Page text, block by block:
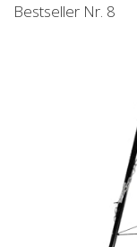
Bestseller Nr. 8